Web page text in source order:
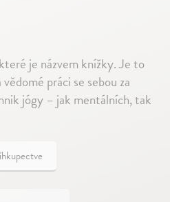
je názvem knížky. Je to
práci se sebou za
jógy – jak mentálních, tak